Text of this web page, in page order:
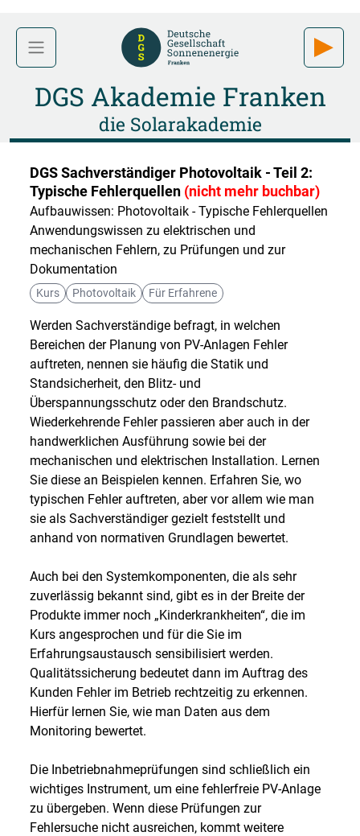
DGS Akademie Franken
die Solarakademie
DGS Sachverständiger Photovoltaik - Teil 2:
Typische Fehlerquellen (nicht mehr buchbar)
Aufbauwissen: Photovoltaik - Typische Fehlerquellen
Anwendungswissen zu elektrischen und
mechanischen Fehlern, zu Prüfungen und zur
Dokumentation
Kurs Photovoltaik Für Erfahrene
Werden Sachverständige befragt, in welchen
Bereichen der Planung von PV-Anlagen Fehler
auftreten, nennen sie häufig die Statik und
Standsicherheit, den Blitz- und
Überspannungsschutz oder den Brandschutz.
Wiederkehrende Fehler passieren aber auch in der
handwerklichen Ausführung sowie bei der
mechanischen und elektrischen Installation. Lernen
Sie diese an Beispielen kennen. Erfahren Sie, wo
typischen Fehler auftreten, aber vor allem wie man
sie als Sachverständiger gezielt feststellt und
anhand von normativen Grundlagen bewertet.
Auch bei den Systemkomponenten, die als sehr
zuverlässig bekannt sind, gibt es in der Breite der
Produkte immer noch „Kinderkrankheiten“, die im
Kurs angesprochen und für die Sie im
Erfahrungsaustausch sensibilisiert werden.
Qualitätssicherung bedeutet dann im Auftrag des
Kunden Fehler im Betrieb rechtzeitig zu erkennen.
Hierfür lernen Sie, wie man Daten aus dem
Monitoring bewertet.
Die Inbetriebnahmeprüfungen sind schließlich ein
wichtiges Instrument, um eine fehlerfreie PV-Anlage
zu übergeben. Wenn diese Prüfungen zur
Fehlersuche nicht ausreichen, kommt weitere